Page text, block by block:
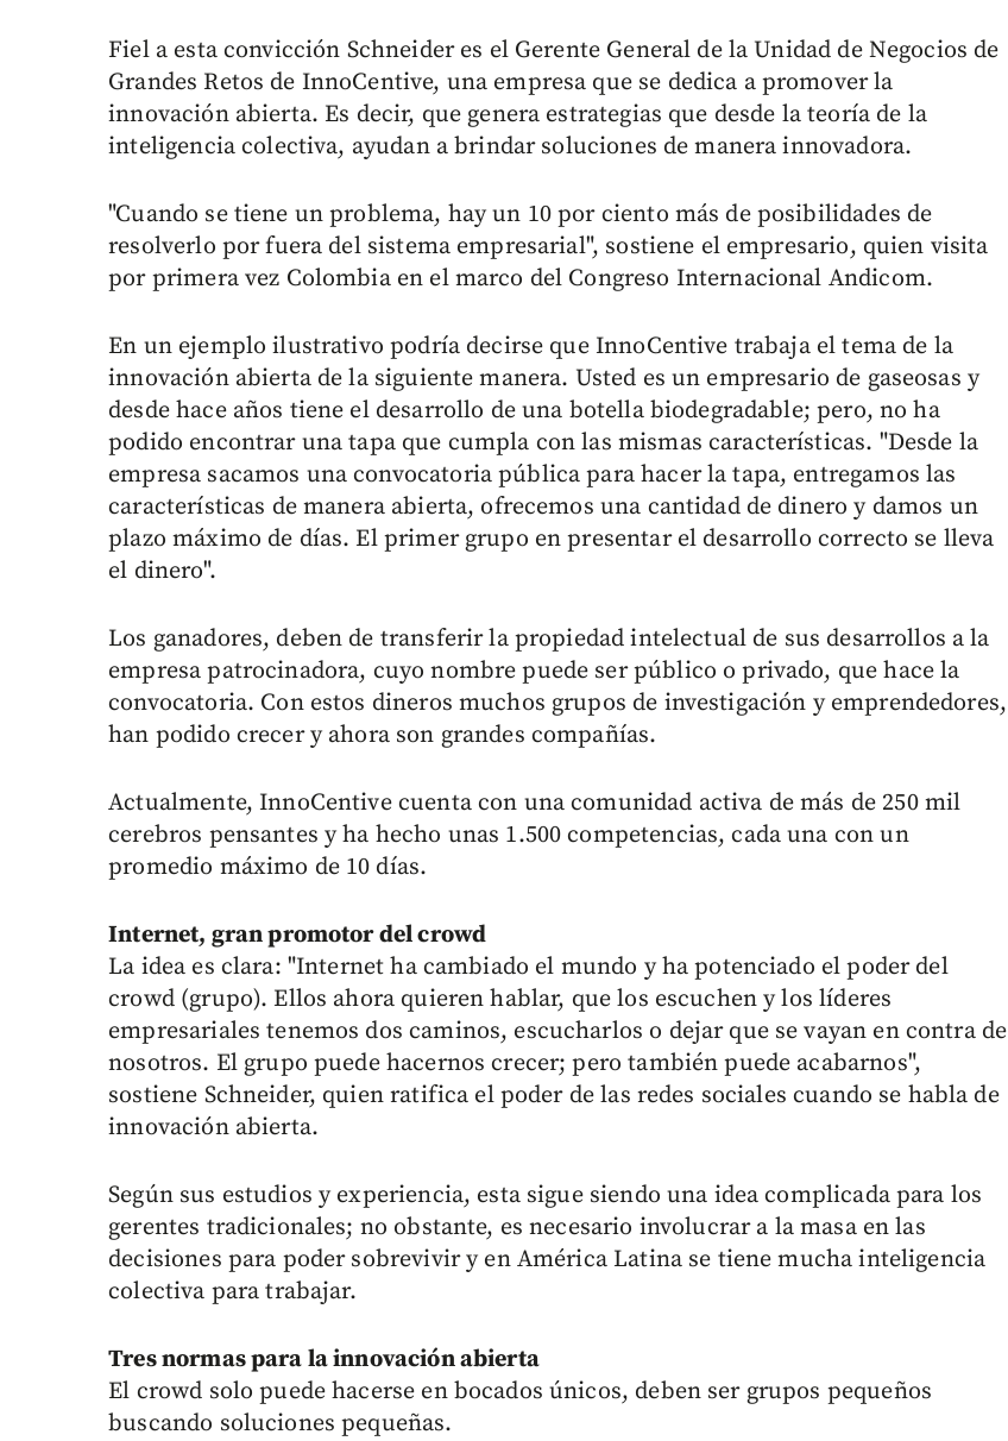
Fiel a esta convicción Schneider es el Gerente General de la Unidad de Negocios de
Grandes Retos de InnoCentive, una empresa que se dedica a promover la
innovación abierta. Es decir, que genera estrategias que desde la teoría de la
inteligencia colectiva, ayudan a brindar soluciones de manera innovadora.
"Cuando se tiene un problema, hay un 10 por ciento más de posibilidades de
resolverlo por fuera del sistema empresarial", sostiene el empresario, quien visita
por primera vez Colombia en el marco del Congreso Internacional Andicom.
En un ejemplo ilustrativo podría decirse que InnoCentive trabaja el tema de la
innovación abierta de la siguiente manera. Usted es un empresario de gaseosas y
desde hace años tiene el desarrollo de una botella biodegradable; pero, no ha
podido encontrar una tapa que cumpla con las mismas características. "Desde la
empresa sacamos una convocatoria pública para hacer la tapa, entregamos las
características de manera abierta, ofrecemos una cantidad de dinero y damos un
plazo máximo de días. El primer grupo en presentar el desarrollo correcto se lleva
el dinero".
Los ganadores, deben de transferir la propiedad intelectual de sus desarrollos a la
empresa patrocinadora, cuyo nombre puede ser público o privado, que hace la
convocatoria. Con estos dineros muchos grupos de investigación y emprendedores,
han podido crecer y ahora son grandes compañías.
Actualmente, InnoCentive cuenta con una comunidad activa de más de 250 mil
cerebros pensantes y ha hecho unas 1.500 competencias, cada una con un
promedio máximo de 10 días.
Internet, gran promotor del crowd
La idea es clara: "Internet ha cambiado el mundo y ha potenciado el poder del
crowd (grupo). Ellos ahora quieren hablar, que los escuchen y los líderes
empresariales tenemos dos caminos, escucharlos o dejar que se vayan en contra de
nosotros. El grupo puede hacernos crecer; pero también puede acabarnos",
sostiene Schneider, quien ratifica el poder de las redes sociales cuando se habla de
innovación abierta.
Según sus estudios y experiencia, esta sigue siendo una idea complicada para los
gerentes tradicionales; no obstante, es necesario involucrar a la masa en las
decisiones para poder sobrevivir y en América Latina se tiene mucha inteligencia
colectiva para trabajar.
Tres normas para la innovación abierta
El crowd solo puede hacerse en bocados únicos, deben ser grupos pequeños
buscando soluciones pequeñas.